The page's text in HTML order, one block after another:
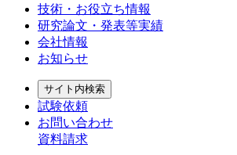
技術・お役立ち情報
研究論文・発表等実績
会社情報
お知らせ
サイト内検索
試験依頼
お問い合わせ
資料請求